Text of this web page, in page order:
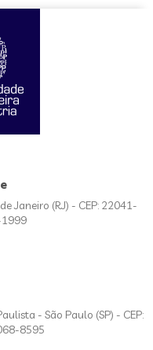
Janeiro (RJ) - CEP: 22041-
- São Paulo (SP) - CEP:
8595